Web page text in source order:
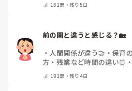
で教えてください)
181票・残り5日
前の園と違うと感じる？🏡
・ 人間関係が違う🤝 ・ 保育
方・残業など時間の違い⏰
で教えてください)
191票・残り4日